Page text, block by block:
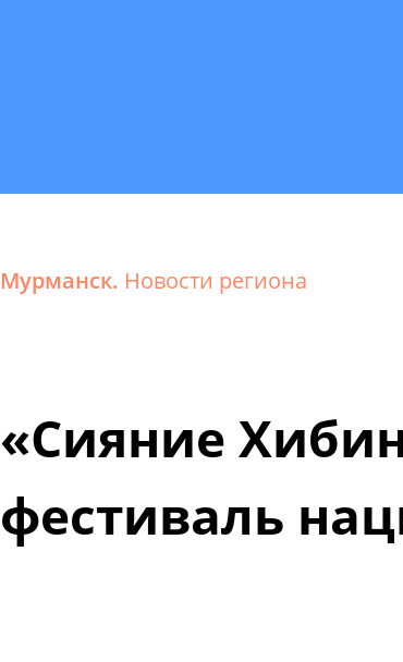
Мурманск. Новости региона
«Сияние
фестиваль